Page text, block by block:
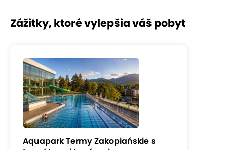
Zážitky, ktoré vylepšia váš pobyt
Aquapark Termy Zakopiańskie s